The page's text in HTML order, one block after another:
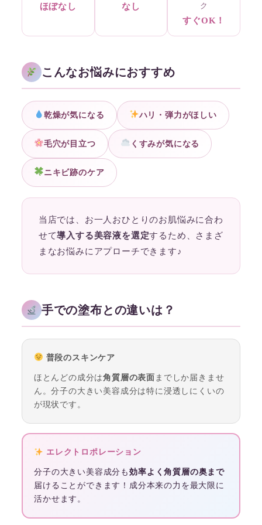
ほぼなし なし ク
すぐOK！
こんなお悩みにおすすめ
乾燥が気になる ハリ・弾力がほしい
毛穴が目立つ くすみが気になる
ニキビ跡のケア
当店では、お一人おひとりのお肌悩みに合わ
せて導入する美容液を選定するため、さまざ
まなお悩みにアプローチできます♪
手での塗布との違いは？
普段のスキンケア
ほとんどの成分は角質層の表面 までしか届きませ
ん。分子の大きい美容成分は特に浸透しにくいの
が現状です。
エレクトロポレーション
分子の大きい美容成分も効率よく角質層の奥まで
届けることができます！成分本来の力を最大限に
活かせます。